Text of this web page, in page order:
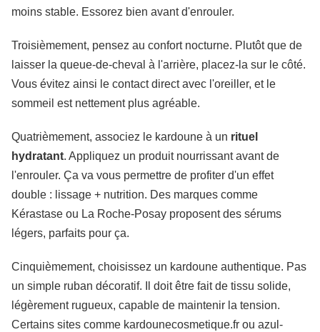
moins stable. Essorez bien avant d'enrouler.
Troisièmement, pensez au confort nocturne. Plutôt que de
laisser la queue-de-cheval à l'arrière, placez-la sur le côté.
Vous évitez ainsi le contact direct avec l'oreiller, et le
sommeil est nettement plus agréable.
Quatrièmement, associez le kardoune à un rituel
hydratant. Appliquez un produit nourrissant avant de
l'enrouler. Ça va vous permettre de profiter d'un effet
double : lissage + nutrition. Des marques comme
Kérastase ou La Roche-Posay proposent des sérums
légers, parfaits pour ça.
Cinquièmement, choisissez un kardoune authentique. Pas
un simple ruban décoratif. Il doit être fait de tissu solide,
légèrement rugueux, capable de maintenir la tension.
Certains sites comme kardounecosmetique.fr ou azul-